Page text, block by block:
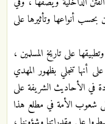
بحسب أنواعها وتأثيرها على
على تاريخ المسلمين ،
أنها تنجلي بظهور المهدي
في الأحاديث الشريفة على
شعوب الأمة في مطلع هذا